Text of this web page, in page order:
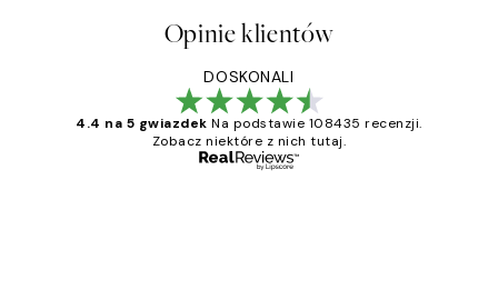
Opinie klientów
DOSKONALI
4.4 na 5 gwiazdek Na podstawie 108435 recenzji.
Zobacz niektóre z nich tutaj.